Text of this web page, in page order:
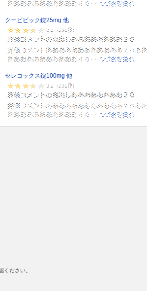
クービビック錠25mg 他
セレコックス錠100mg 他
ださい。